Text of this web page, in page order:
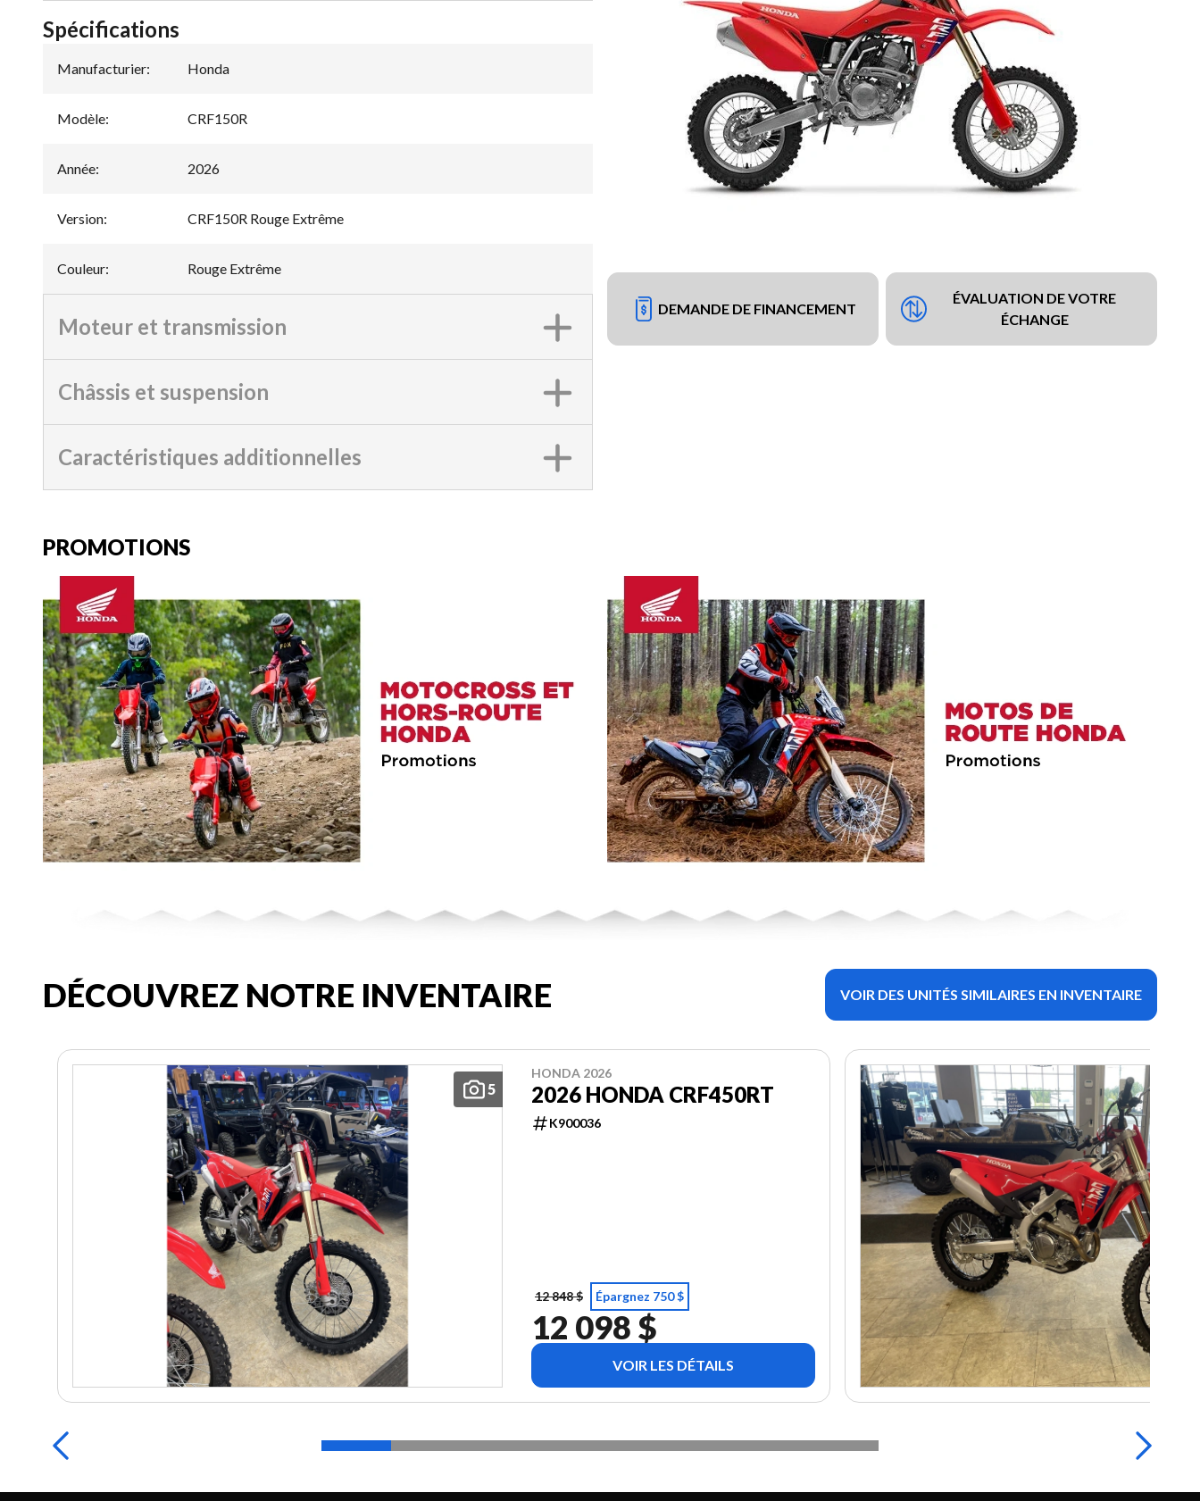
DEMANDE DE FINANCEMENT
ÉVALUATION DE VOTRE
ÉCHANGE
Spécifications
Manufacturier: Honda
Modèle: CRF150R
Année: 2026
Version: CRF150R Rouge Extrême
Couleur: Rouge Extrême
Moteur et transmission
Châssis et suspension
Caractéristiques additionnelles
PROMOTIONS
DÉCOUVREZ NOTRE INVENTAIRE VOIR DES UNITÉS SIMILAIRES EN INVENTAIRE
5
HONDA 2026
2026 HONDA CRF450RT
K900036
12 848 $ Épargnez 750 $
12 098 $
VOIR LES DÉTAILS